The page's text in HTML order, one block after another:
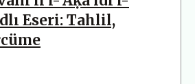
Eseri: Tahlil,